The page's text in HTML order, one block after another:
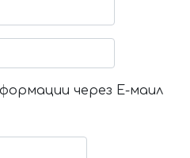
через Е-маил